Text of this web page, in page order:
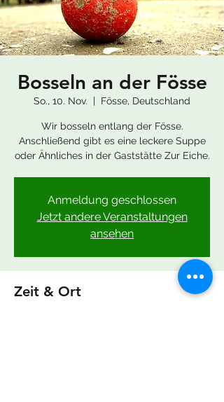
Bosseln an der Fösse
So., 10. Nov.
  |
Fösse, Deutschland
Wir bosseln entlang der Fösse.
Anschließend gibt es eine leckere Suppe
oder Ähnliches in der Gaststätte Zur Eiche.
Anmeldung geschlossen
Jetzt andere Veranstaltungen
ansehen
Zeit & Ort